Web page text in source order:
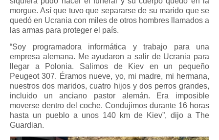
morgue. Así que tuvo que separarse de su marido que se
quedó en Ucrania con miles de otros hombres llamados a
las armas para proteger el país.
“Soy programadora informática y trabajo para una
empresa alemana. Me ayudaron a salir de Ucrania para
llegar a Polonia. Salimos de Kiev en un pequeño
Peugeot 307. Éramos nueve, yo, mi madre, mi hermana,
nuestros dos maridos, cuatro hijos y dos perros grandes,
incluido un anciano pastor alemán. Era imposible
moverse dentro del coche. Condujimos durante 16 horas
hasta un pueblo a unos 140 km de Kiev”, dijo a The
Guardian.